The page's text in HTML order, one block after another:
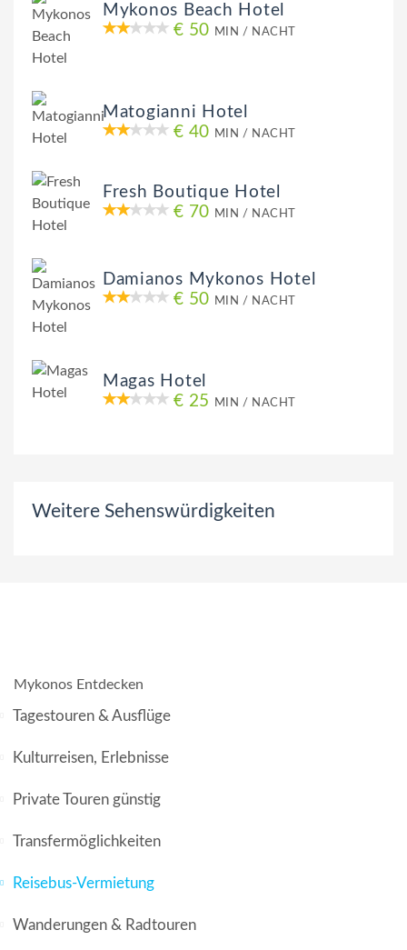
Mykonos Beach Hotel
€ 50 MIN / NACHT
Matogianni Hotel
€ 40 MIN / NACHT
Fresh Boutique Hotel
€ 70 MIN / NACHT
Damianos Mykonos Hotel
€ 50 MIN / NACHT
Magas Hotel
€ 25
MIN / NACHT
Weitere Sehenswürdigkeiten
Mykonos Entdecken
Tagestouren & Ausflüge
Kulturreisen, Erlebnisse
Private Touren günstig
Transfermöglichkeiten
Reisebus-Vermietung
Wanderungen & Radtouren